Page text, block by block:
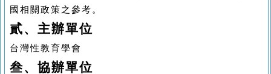
國相關政策之參考。
貳、主辦單位
台灣性教育學會
叁、協辦單位